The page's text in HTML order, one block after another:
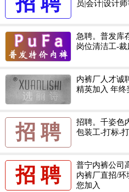
员|会计|设计
急聘。普发库
岗位清洁工-
内裤厂人才诚
精英加入 年终
招 聘
招聘。千姿色
包装工-打标-
招 聘
普宁内裤公司
内裤厂直招/
您加入